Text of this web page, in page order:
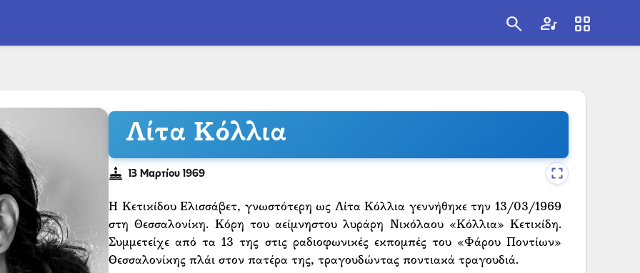
search artist view_cozy
Λίτα Κόλλια
13 Μαρτίου 1969
Η Κετικίδου Ελισσάβετ, γνωστότερη ως Λίτα Κόλλια γεννήθηκε την 13/03/1969
στη Θεσσαλονίκη. Κόρη του αείμνηστου λυράρη Νικόλαου «Κόλλια» Κετικίδη.
Συμμετείχε από τα 13 της στις ραδιοφωνικές εκπομπές του «Φάρου Ποντίων»
Θεσσαλονίκης πλάι στον πατέρα της, τραγουδώντας ποντιακά τραγουδιά.